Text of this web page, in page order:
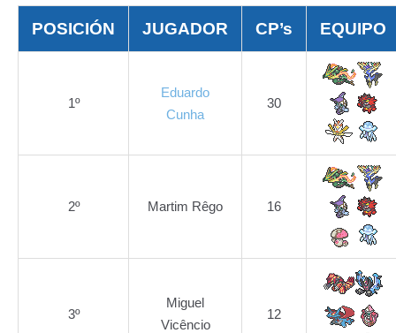
POSICIÓN JUGADOR CP’s EQUIPO
1º
Eduardo
Cunha
30
2º Martim Rêgo 16
3º
Miguel
Vicêncio
12